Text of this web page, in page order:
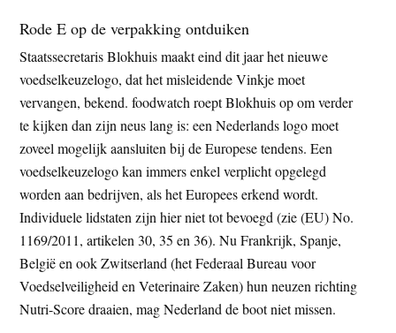
Rode E op de verpakking ontduiken
Staatssecretaris Blokhuis maakt eind dit jaar het nieuwe
voedselkeuzelogo, dat het misleidende Vinkje moet
vervangen, bekend. foodwatch roept Blokhuis op om verder
te kijken dan zijn neus lang is: een Nederlands logo moet
zoveel mogelijk aansluiten bij de Europese tendens. Een
voedselkeuzelogo kan immers enkel verplicht opgelegd
worden aan bedrijven, als het Europees erkend wordt.
Individuele lidstaten zijn hier niet tot bevoegd (zie (EU) No.
1169/2011, artikelen 30, 35 en 36). Nu Frankrijk, Spanje,
België en ook Zwitserland (het Federaal Bureau voor
Voedselveiligheid en Veterinaire Zaken) hun neuzen richting
Nutri-Score draaien, mag Nederland de boot niet missen.